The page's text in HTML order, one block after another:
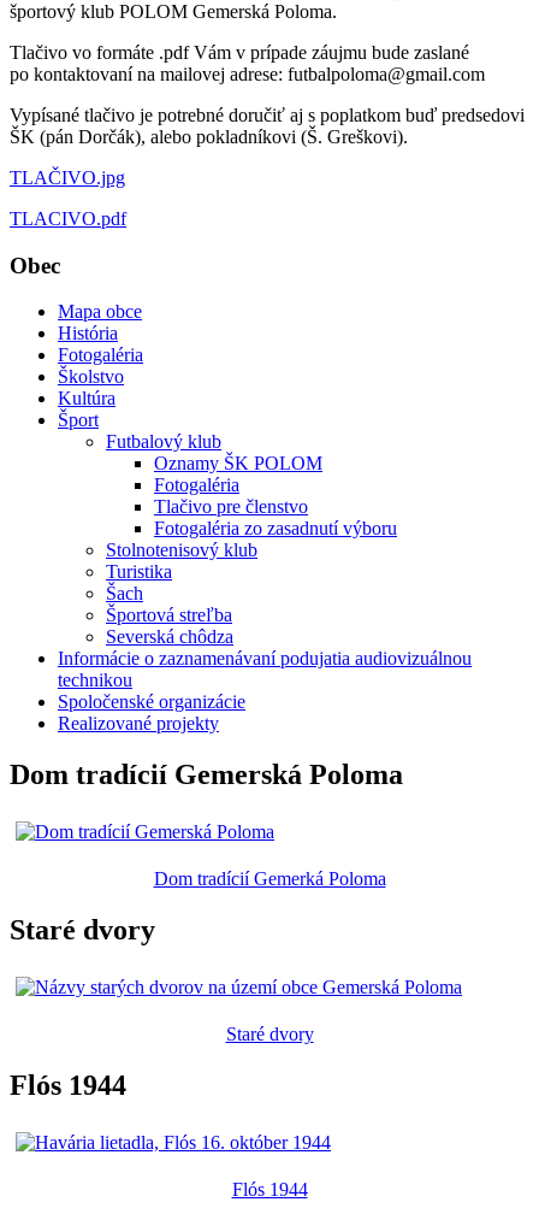
športový klub POLOM Gemerská Poloma.
Tlačivo vo formáte .pdf Vám v prípade záujmu bude zaslané
po kontaktovaní na mailovej adrese: futbalpoloma@gmail.com
Vypísané tlačivo je potrebné doručiť aj s poplatkom buď predsedovi
ŠK (pán Dorčák), alebo pokladníkovi (Š. Greškovi).
TLAČIVO.jpg
TLACIVO.pdf
Obec
Mapa obce
História
Fotogaléria
Školstvo
Kultúra
Šport
Futbalový klub
Oznamy ŠK POLOM
Fotogaléria
Tlačivo pre členstvo
Fotogaléria zo zasadnutí výboru
Stolnotenisový klub
Turistika
Šach
Športová streľba
Severská chôdza
Informácie o zaznamenávaní podujatia audiovizuálnou
technikou
Spoločenské organizácie
Realizované projekty
Dom tradícií Gemerská Poloma
Dom tradícií Gemerká Poloma
Staré dvory
Staré dvory
Flós 1944
Flós 1944